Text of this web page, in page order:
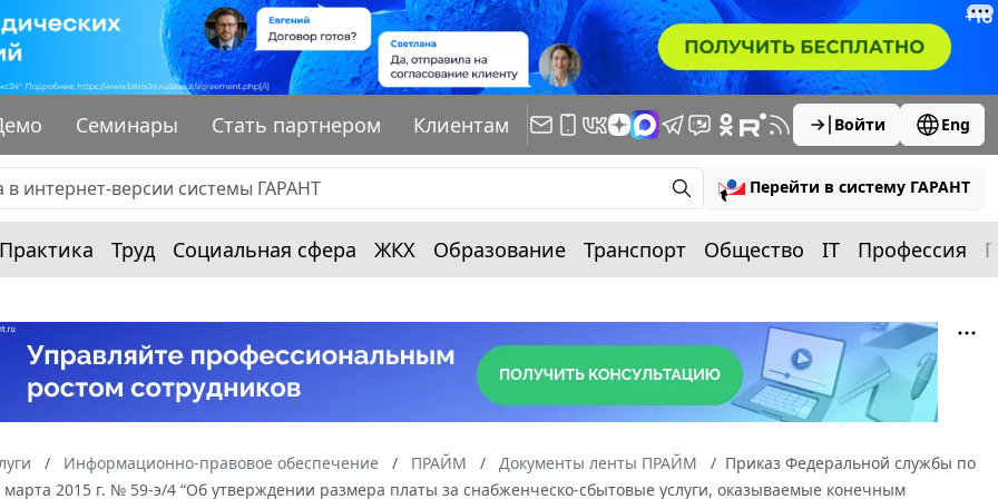
Семинары Стать партнером Клиентам Войти Eng
Перейти в систему ГАРАНТ
Практика Труд Социальная сфера ЖКХ Образование Транспорт Общество IT Профессия
Информационно-правовое обеспечение ПРАЙМ Документы ленты ПРАЙМ
Приказ Федеральной службы по
2015 г. № 59-э/4 “Об утверждении размера платы за снабженческо-сбытовые услуги, оказываемые конечным